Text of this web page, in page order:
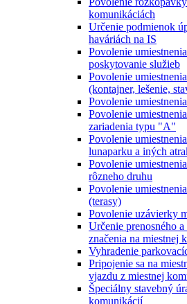
komunikáciách
Určenie podmienok
haváriách na IS
Povolenie
poskytovanie služieb
Povolenie
(kontajner, lešenie,
Povolenie
Povolenie
zariadenia typu "A"
Povolenie
lunaparku a iných
Povolenie
rôzneho druhu
Povolenie
(terasy)
Povolenie uzávierky
Určenie prenosného
značenia na miestnej
Vyhradenie
Pripojenie sa na
vjazdu z miestnej
Špeciálny stavebný
komunikácií